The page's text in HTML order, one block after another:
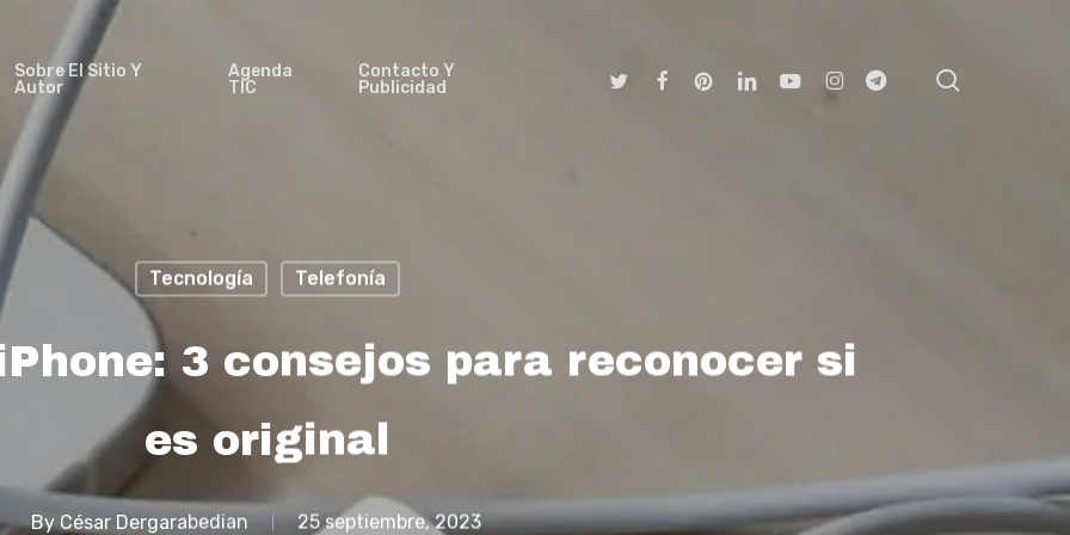
Sobre El Sitio Y
Autor
Agenda
TIC
Contacto Y
Publicidad
TwitterFacebookPinterestLinkedinYoutubeInstagramTelegram
Tecnología Telefonía
3 consejos para reconocer si
es original
By César Dergarabedian 25 septiembre, 2023